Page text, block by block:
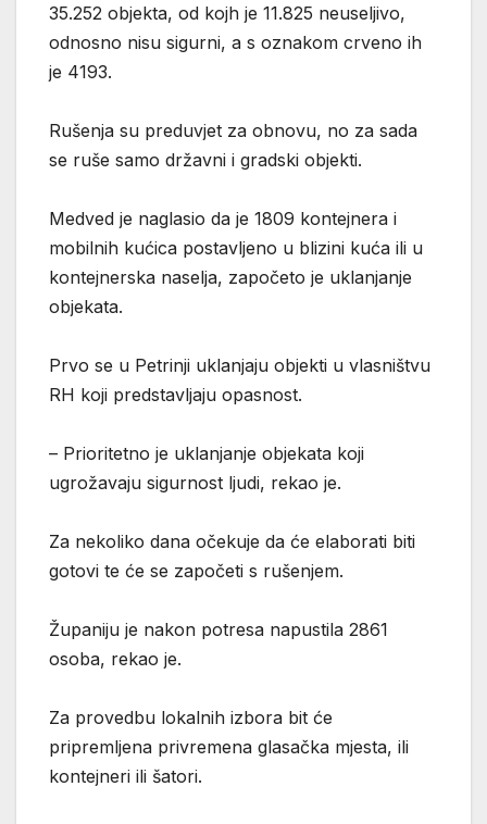
35.252 objekta, od kojh je 11.825 neuseljivo,
odnosno nisu sigurni, a s oznakom crveno ih
je 4193.
Rušenja su preduvjet za obnovu, no za sada
se ruše samo državni i gradski objekti.
Medved je naglasio da je 1809 kontejnera i
mobilnih kućica postavljeno u blizini kuća ili u
kontejnerska naselja, započeto je uklanjanje
objekata.
Prvo se u Petrinji uklanjaju objekti u vlasništvu
RH koji predstavljaju opasnost.
– Prioritetno je uklanjanje objekata koji
ugrožavaju sigurnost ljudi, rekao je.
Za nekoliko dana očekuje da će elaborati biti
gotovi te će se započeti s rušenjem.
Županiju je nakon potresa napustila 2861
osoba, rekao je.
Za provedbu lokalnih izbora bit će
pripremljena privremena glasačka mjesta, ili
kontejneri ili šatori.